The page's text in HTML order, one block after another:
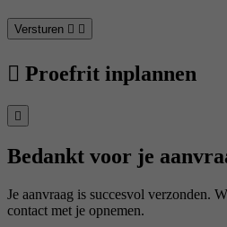
Versturen
Proefrit inplannen
Bedankt voor je
Je aanvraag is succesvol verzonden.
contact met je opnemen.